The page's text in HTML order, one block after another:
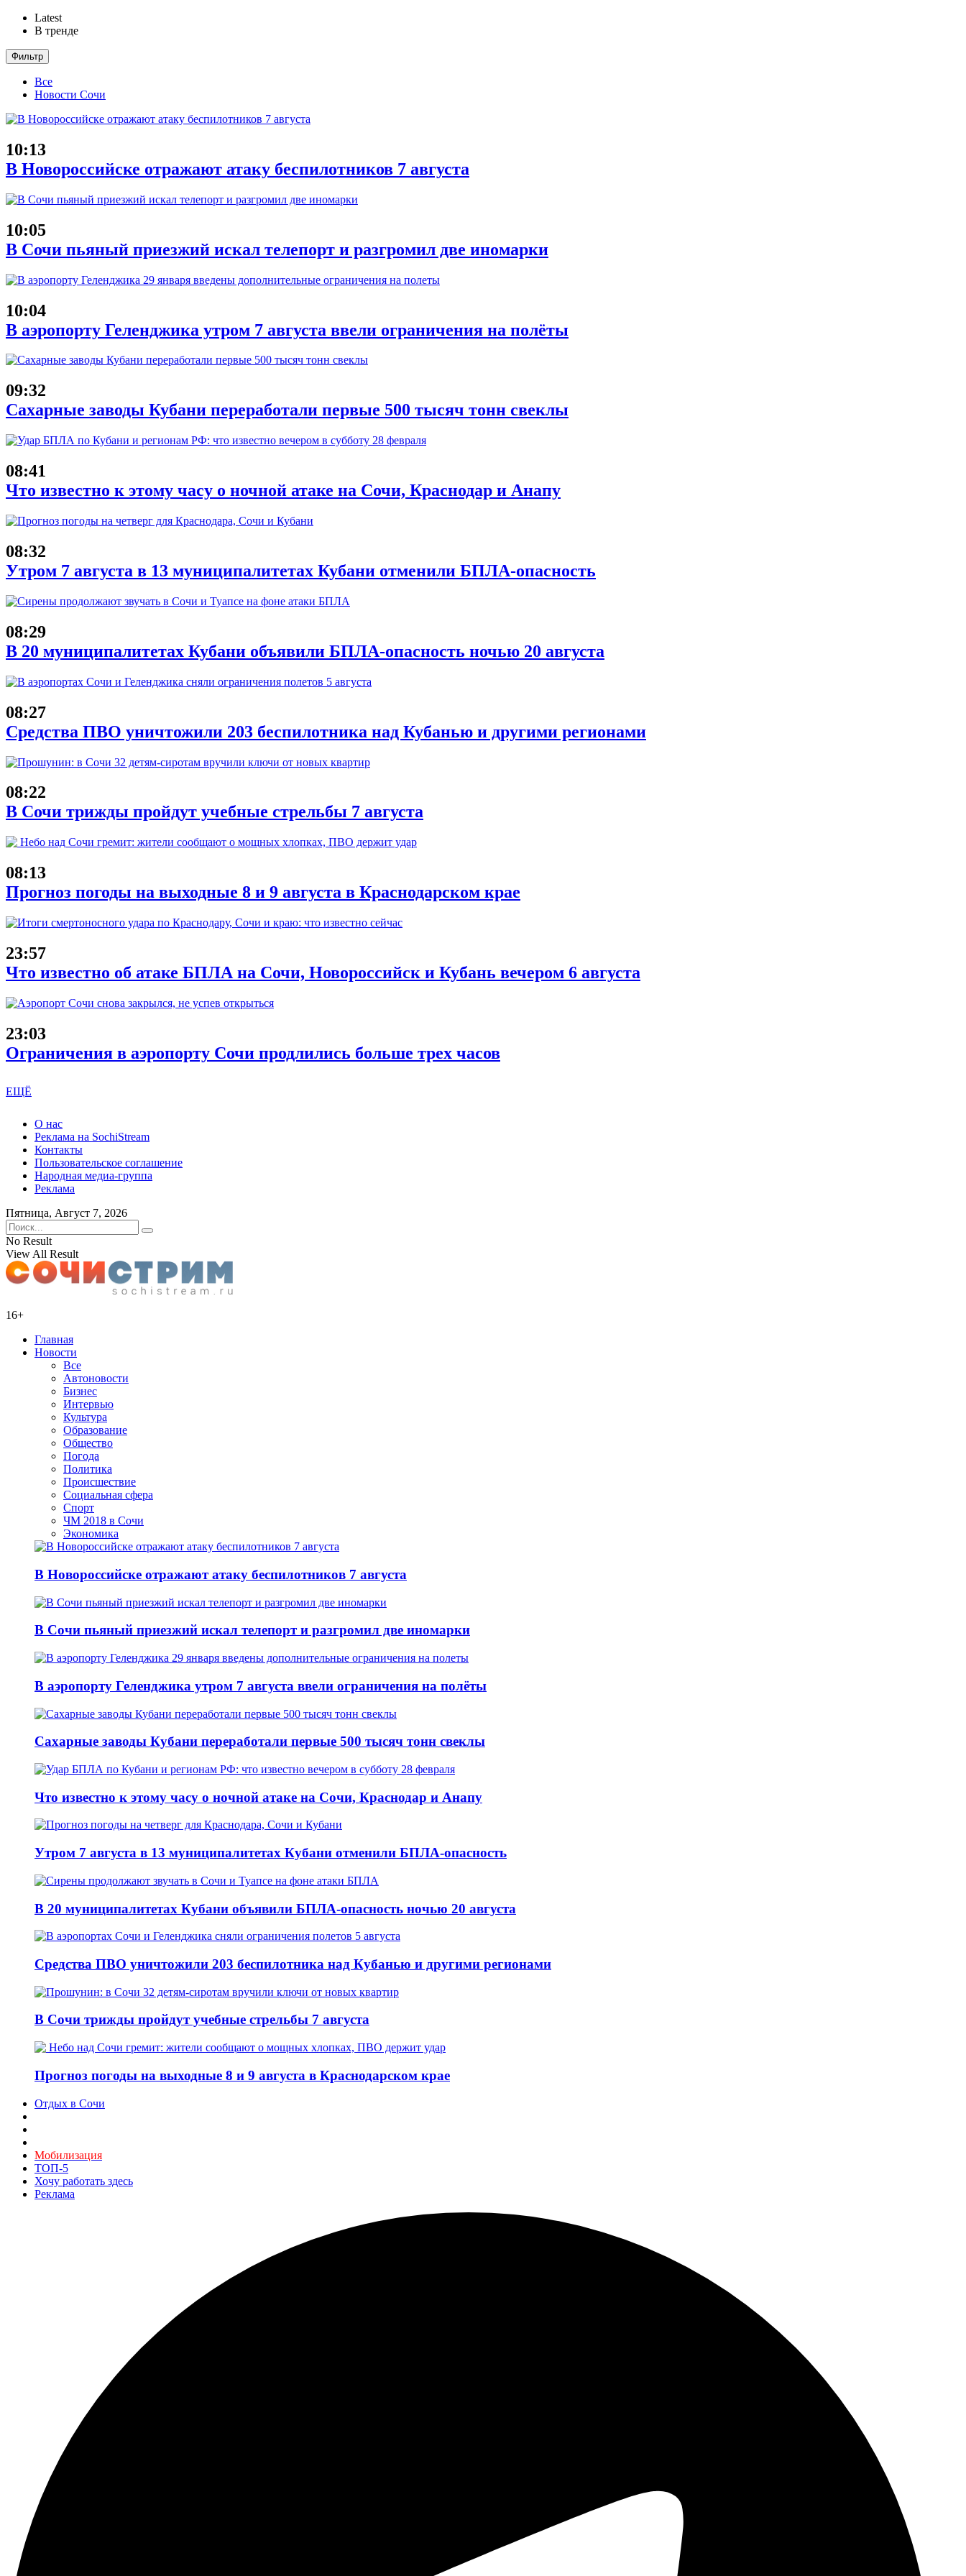
Latest
В тренде
Фильтр
Все
Новости Сочи
10:13
В Новороссийске отражают атаку беспилотников 7 августа
10:05
В Сочи пьяный приезжий искал телепорт и разгромил две иномарки
10:04
В аэропорту Геленджика утром 7 августа ввели ограничения на полёты
09:32
Сахарные заводы Кубани переработали первые 500 тысяч тонн свеклы
08:41
Что известно к этому часу о ночной атаке на Сочи, Краснодар и Анапу
08:32
Утром 7 августа в 13 муниципалитетах Кубани отменили БПЛА-опасность
08:29
В 20 муниципалитетах Кубани объявили БПЛА-опасность ночью 20 августа
08:27
Средства ПВО уничтожили 203 беспилотника над Кубанью и другими регионами
08:22
В Сочи трижды пройдут учебные стрельбы 7 августа
08:13
Прогноз погоды на выходные 8 и 9 августа в Краснодарском крае
23:57
Что известно об атаке БПЛА на Сочи, Новороссийск и Кубань вечером 6 августа
23:03
Ограничения в аэропорту Сочи продлились больше трех часов
ЕЩЁ
О нас
Реклама на SochiStream
Контакты
Пользовательское соглашение
Народная медиа-группа
Реклама
Пятница, Август 7, 2026
No Result
View All Result
16+
Главная
Новости
Все
Автоновости
Бизнес
Интервью
Культура
Образование
Общество
Погода
Политика
Происшествие
Социальная сфера
Спорт
ЧМ 2018 в Сочи
Экономика
В Новороссийске отражают атаку беспилотников 7 августа
В Сочи пьяный приезжий искал телепорт и разгромил две иномарки
В аэропорту Геленджика утром 7 августа ввели ограничения на полёты
Сахарные заводы Кубани переработали первые 500 тысяч тонн свеклы
Что известно к этому часу о ночной атаке на Сочи, Краснодар и Анапу
Утром 7 августа в 13 муниципалитетах Кубани отменили БПЛА-опасность
В 20 муниципалитетах Кубани объявили БПЛА-опасность ночью 20 августа
Средства ПВО уничтожили 203 беспилотника над Кубанью и другими регионами
В Сочи трижды пройдут учебные стрельбы 7 августа
Прогноз погоды на выходные 8 и 9 августа в Краснодарском крае
Отдых в Сочи
Мобилизация
ТОП-5
Хочу работать здесь
Реклама